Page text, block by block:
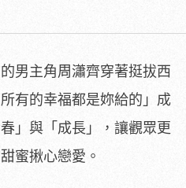
男主角周瀟齊穿著挺拔西
所有的幸福都是妳給的」成
」與「成長」
，讓觀眾更
蜜揪心戀愛。